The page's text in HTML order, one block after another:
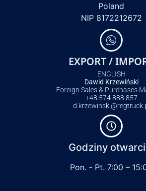
Poland
NIP 8172212672
EXPORT /
ENGLISH
Dawid Krzewiński
Foreign Sales & Purchases
+48 574 888 857
Godziny
Pon. - Pt. 7:00 –